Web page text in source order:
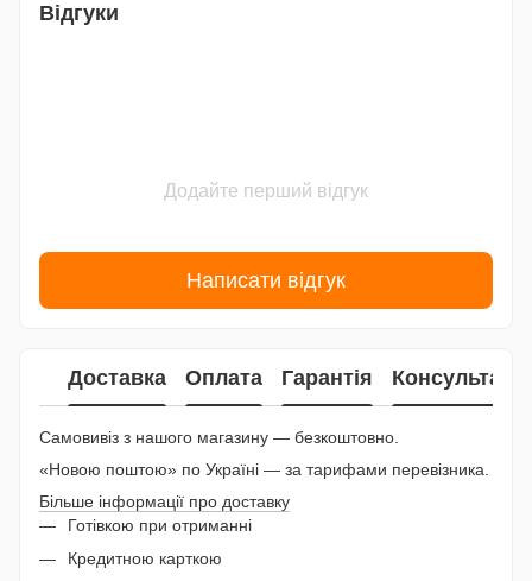
Відгуки
Додайте перший відгук
Написати відгук
Доставка Оплата Гарантія Консультація
Самовивіз з нашого магазину — безкоштовно.
«Новою поштою» по Україні — за тарифами перевізника.
Більше інформації про доставку
Готівкою при отриманні
Кредитною карткою